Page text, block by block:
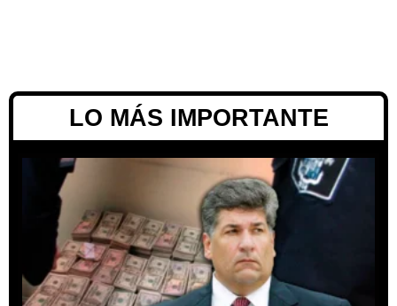
LO MÁS IMPORTANTE